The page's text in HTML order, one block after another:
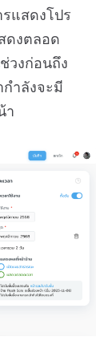
แสดงโปร
ดงตลอด
วงก่อนถึง
กำลังจะมี
า